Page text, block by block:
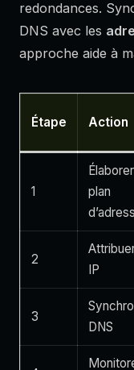
redondances.
DNS avec les
approche aide à
Étape Action
1
plan
2
IP
3
DNS